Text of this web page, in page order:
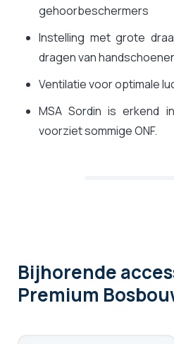
gehoorbeschermers
Instelling met grote
dragen van
Ventilatie voor optimale
MSA Sordin is erkend
voorziet sommige ONF.
Bijhorende
Premium